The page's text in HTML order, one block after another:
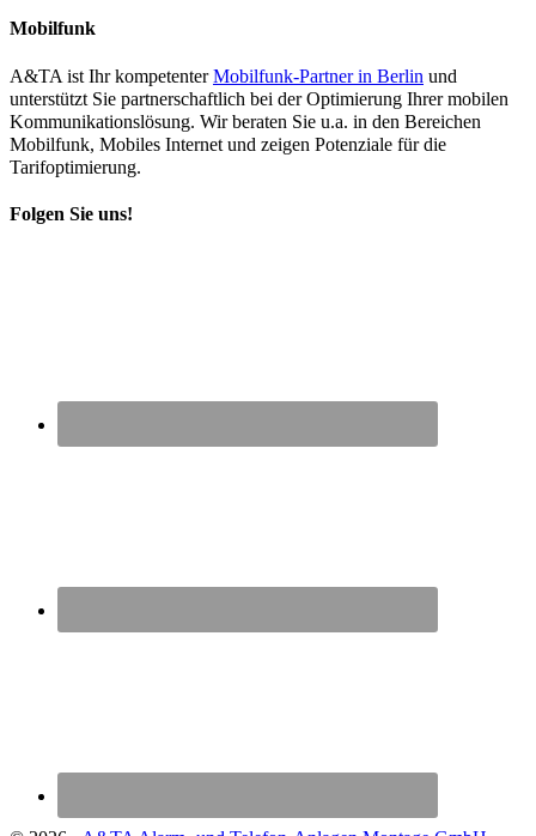
Mobilfunk
A&TA ist Ihr kompetenterMobilfunk-Partner in Berlin und
unterstützt Sie partnerschaftlich bei der Optimierung Ihrer mobilen
Kommunikationslösung. Wir beraten Sie u.a. in den Bereichen
Mobilfunk, Mobiles Internet und zeigen Potenziale für die
Tarifoptimierung.
Folgen Sie uns!